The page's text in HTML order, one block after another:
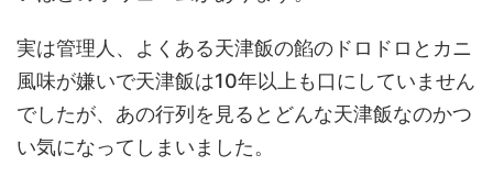
実は管理人、よくある天津飯の餡のドロドロとカニ
風味が嫌いで天津飯は10年以上も口にしていません
でしたが、あの行列を見るとどんな天津飯なのかつ
い気になってしまいました。